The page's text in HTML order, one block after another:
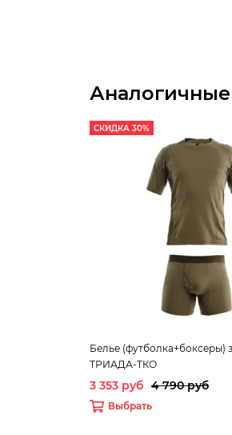
СКИДКА 30%
Белье (футболка+боксеры)
ТРИАДА-ТКО
3 353 руб 4 790 руб
Выбрать